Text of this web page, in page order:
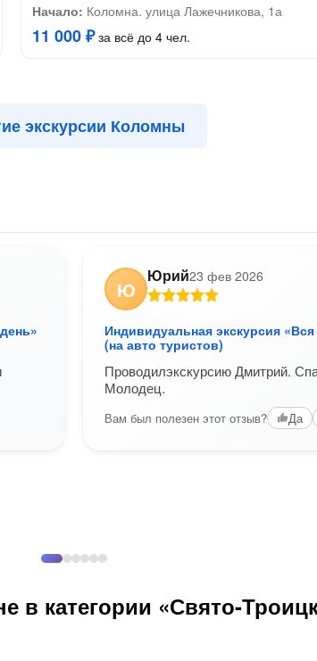
Начало: Коломна. улица Лажечникова, 1а
11 000 ₽за всё до 4 чел.
экскурсии Коломны
Ю
Юрий23 фев 2026
Индивидуальная экскурсия
(на авто туристов)
Проводилэкскурсию Дмитрий.
Молодец.
Вам был полезен этот отзыв? Да
в категории «Свято-